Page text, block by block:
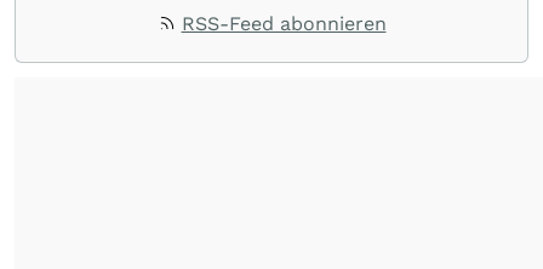
Konditionen zu handeln. Darüber hinaus
RSS-Feed abonnieren